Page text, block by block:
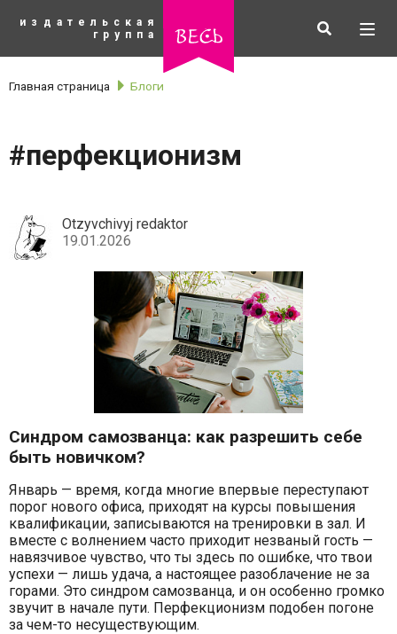
основному
издательская
группа
весь Искать
рубрики
Главная страница Блоги
#перфекционизм
Otzyvchivyj redaktor
19.01.2026
Синдром самозванца: как разрешить себе
быть новичком?
Январь — время, когда многие впервые переступают
порог нового офиса, приходят на курсы повышения
квалификации, записываются на тренировки в зал. И
вместе с волнением часто приходит незваный гость —
навязчивое чувство, что ты здесь по ошибке, что твои
успехи — лишь удача, а настоящее разоблачение не за
горами. Это синдром самозванца, и он особенно громко
звучит в начале пути. Перфекционизм подобен погоне
за чем-то несуществующим.